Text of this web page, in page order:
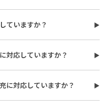
ています。
イヤ本体の価格やホイール
用などがかかる場合があり
ですが、作業内容や交換本
場合もございます。詳細は店
さい
ていますか？
ています。
合成油・全合成油）や粘
。工賃やフィルター代を含め
フまでお問い合わせくださ
ります。こちらもオイルフ
、作業時期等により時間が変
対応していますか？
に対応しています。最短30
。に対応していますか？
に対応しています。最短15